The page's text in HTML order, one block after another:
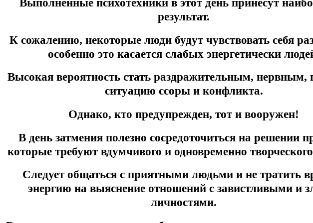
Выполненные психотехники в этот день принесут
результат.
К сожалению, некоторые люди будут чувствовать себя
особенно это касается слабых энергетически
Высокая вероятность стать раздражительным, нервным,
ситуацию ссоры и конфликта.
Однако, кто предупрежден, тот и вооружен!
В день затмения полезно сосредоточиться на решении
которые требуют вдумчивого и одновременно
Следует общаться с приятными людьми и не тратить
энергию на выяснение отношений с завистливыми и
личностями.